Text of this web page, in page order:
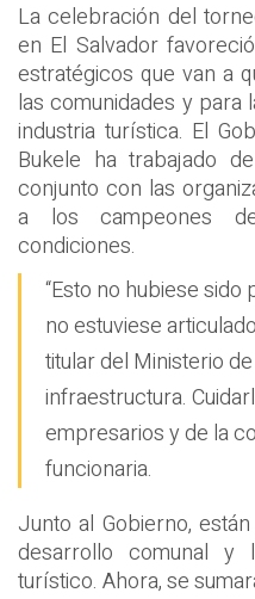
La celebración del
en El Salvador
estratégicos que van a
las comunidades y para
industria turística. El
Bukele ha trabajado
conjunto con las
a los campeones
condiciones.
“Esto no hubiese
no estuviese
titular del Ministerio
infraestructura.
empresarios y de la
funcionaria.
Junto al Gobierno,
desarrollo comunal y
turístico. Ahora, se